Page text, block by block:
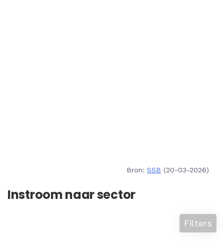
Bron: SSB (20-03-2026)
Instroom naar sector
Filters